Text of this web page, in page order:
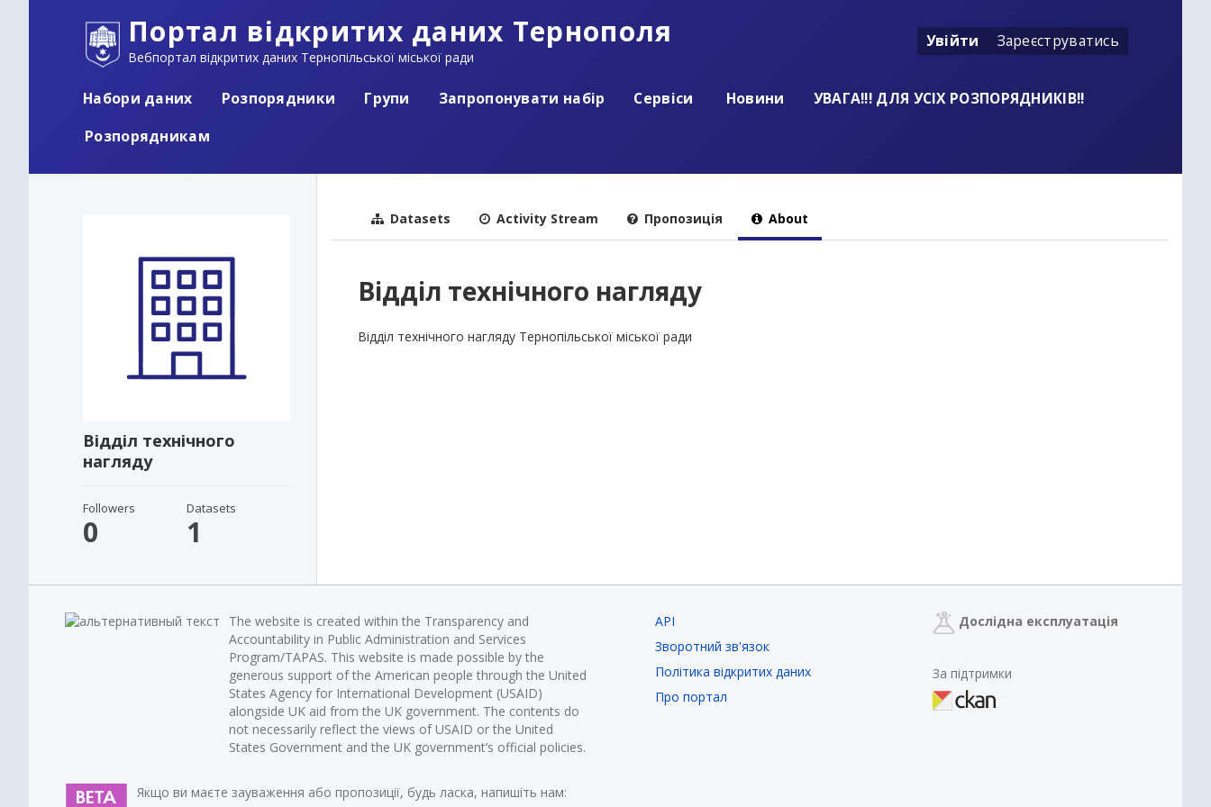
Портал відкритих даних Тернополя
Вебпортал відкритих даних Тернопільської міської ради
Увійти Зареєструватись
Набори даних Розпорядники Групи Запропонувати набір Сервіси Новини
УВАГА!!! ДЛЯ УСІХ РОЗПОРЯДНИКІВ!!
Розпорядникам
Відділ технічного
нагляду
Followers
0
Datasets
1
Datasets Activity Stream Пропозиція About
Відділ технічного нагляду
Відділ технічного нагляду Тернопільської міської ради
The website is created within the Transparency and
Accountability in Public Administration and Services
Program/TAPAS. This website is made possible by the
generous support of the American people through the United
States Agency for International Development (USAID)
alongside UK aid from the UK government. The contents do
not necessarily reflect the views of USAID or the United
States Government and the UK government’s official policies.
Якщо ви маєте зауваження або пропозиції, будь ласка, напишіть нам:
API
Зворотний зв'язок
Політика відкритих даних
Про портал
Дослідна експлуатація
За підтримки